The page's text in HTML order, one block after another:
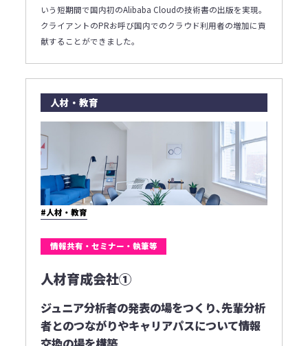
いう短期間で国内初のAlibaba Cloudの技術書の出版を実現｡
クライアントのPRお呼び国内でのクラウド利用者の増加に貢
献することができました｡
人材・教育
#人材・教育
情報共有・セミナー・執筆等
人材育成会社①
ジュニア分析者の発表の場をつくり､先輩分析
者とのつながりやキャリアパスについて情報